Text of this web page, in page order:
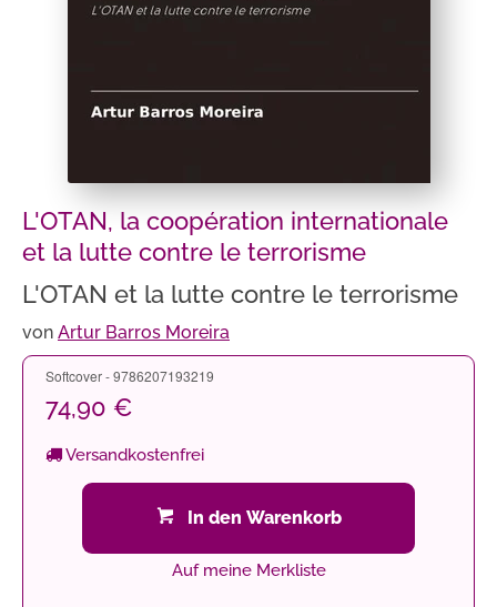
L'OTAN, la coopération internationale
et la lutte contre le terrorisme
L'OTAN et la lutte contre le terrorisme
von Artur Barros Moreira
Softcover - 9786207193219
74,90 €
Versandkostenfrei
In den Warenkorb
Auf meine Merkliste